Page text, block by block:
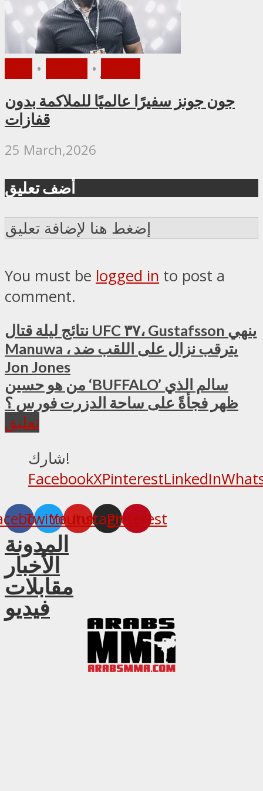
• •
جون جونز سفيرًا عالميًا للملاكمة بدون
قفازات
25 March,2026
أضف تعليق
إضغط هنا لإضافة تعليق
You must be logged in to post a
comment.
نتائج ليلة قتال UFC ٣٧، Gustafsson ينهي
Manuwa ، يترقب نزال على اللقب ضد
Jon Jones
من هو حسين ‘BUFFALO’ سالم الذي
ظهر فجأةً على ساحة الدزرت فورس ؟
تعليق
شارك!
FacebookXPinterestLinkedIn
TwitterYoutube
Instagram
Pinterest
المدونة
الأخبار
مقابلات
فيديو